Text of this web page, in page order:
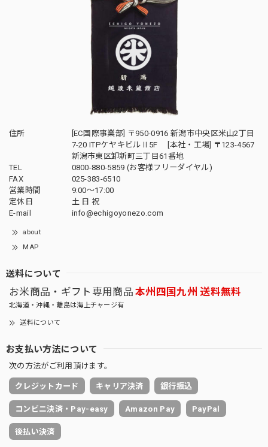
住所
[EC国際事業部] 〒950-0916 新潟市中央区米山2丁目
7-20 ITPケヤキビルⅡ5F [本社・工場] 〒123-4567
新潟市東区卸新町三丁目61番地
TEL
0800-880-5859 (お客様フリーダイヤル)
FAX
025-383-6510
営業時間
9:00～17:00
定休日
土 日 祝
E-mail
info@echigoyonezo.com
about
MAP
送料について
お米商品・ギフト専用商品 本州四国九州 送料無料
北海道・沖縄・離島は海上チャージ有
送料について
お支払い方法について
次の方法がご利用頂けます。
クレジットカード キャリア決済 銀行振込
コンビニ決済・Pay-easy Amazon Pay PayPal
後払い決済